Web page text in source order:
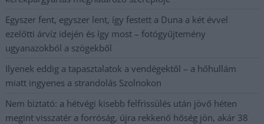
Egyszer fent, egyszer lent, így festett a Duna a két évvel
ezelőtti árvíz idején és így most – fotógyűjtemény
ugyanazokból a szögekből
Ilyenek eddig a tapasztalatok a vendégektől – a hőhullám
miatt ingyenes a strandolás Szolnokon
Nem biztató: a hétvégi kisebb felfrissülés után jövő héten
megint visszatér a forróság, újra rekkenő hőség jön, akár 38